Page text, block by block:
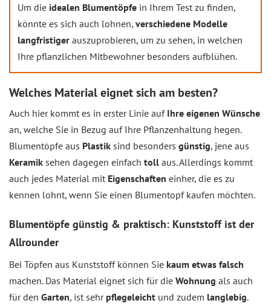
Um die idealen Blumentöpfe in Ihrem Test zu finden,
könnte es sich auch lohnen, verschiedene Modelle
langfristiger auszuprobieren, um zu sehen, in welchen
Ihre pflanzlichen Mitbewohner besonders aufblühen.
Welches Material eignet sich am besten?
Auch hier kommt es in erster Linie auf Ihre eigenen Wünsche
an, welche Sie in Bezug auf Ihre Pflanzenhaltung hegen.
Blumentöpfe aus Plastik sind besonders günstig, jene aus
Keramik sehen dagegen einfach toll aus. Allerdings kommt
auch jedes Material mit Eigenschaften einher, die es zu
kennen lohnt, wenn Sie einen Blumentopf kaufen möchten.
Blumentöpfe günstig & praktisch: Kunststoff ist der
Allrounder
Bei Töpfen aus Kunststoff können Sie kaum etwas falsch
machen. Das Material eignet sich für die Wohnung als auch
für den Garten, ist sehr pflegeleicht und zudem langlebig.